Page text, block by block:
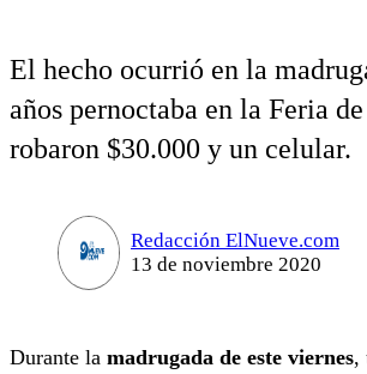
El hecho ocurrió en la
años pernoctaba en la Feria
robaron $30.000 y un celular.
Redacción ElNueve.com
13 de noviembre 2020
Durante la madrugada de este viernes,